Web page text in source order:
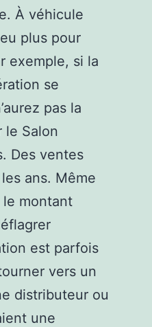
À véhicule
plus pour
exemple, si la
se
pas la
le Salon
Des ventes
ans. Même
le montant
est parfois
vers un
distributeur ou
une